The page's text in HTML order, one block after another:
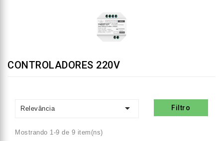
CONTROLADORES 220V
Relevância  Filtro
Mostrando 1-9 de 9 item(ns)